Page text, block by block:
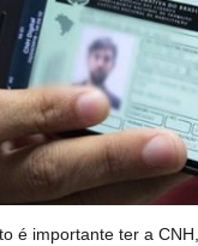
é importante ter a